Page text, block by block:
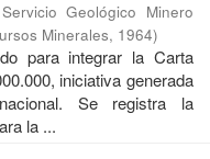
Geológico Minero
Minerales, 1964)
para integrar la Carta
iniciativa generada
Se registra la
la ...